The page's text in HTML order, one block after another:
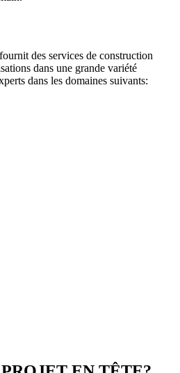
fournit des services de construction
dans une grande variété
dans les domaines suivants: